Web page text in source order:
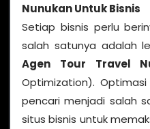
NunukanUntuk Bisnis
Setiap bisnis perlu
salah satunya adalah
Agen Tour Travel
Optimization).
pencari menjadi salah
situs bisnis untuk